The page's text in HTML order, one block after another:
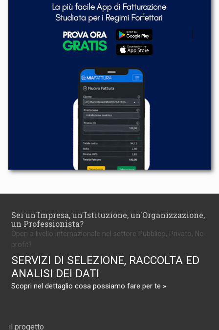
Sei un'Impresa, un'Istituzione, un'Organizzazione,
un Professionista?
Operi a livello internazionale nel settore Pubblico, Privato, No-
profit?
SERVIZI DI SELEZIONE, RACCOLTA ED
ANALISI DEI DATI
Scopri nel dettaglio cosa possiamo fare per te »
il progetto